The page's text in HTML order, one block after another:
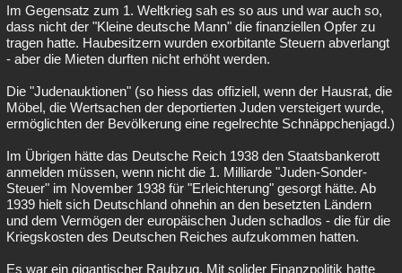
Im Gegensatz zum 1. Weltkrieg sah es so aus und war auch so,
dass nicht der "Kleine deutsche Mann" die finanziellen Opfer zu
tragen hatte. Haubesitzern wurden exorbitante Steuern abverlangt
- aber die Mieten durften nicht erhöht werden.
Die "Judenauktionen" (so hiess das offiziell, wenn der Hausrat, die
Möbel, die Wertsachen der deportierten Juden versteigert wurde,
ermöglichten der Bevölkerung eine regelrechte Schnäppchenjagd.)
Im Übrigen hätte das Deutsche Reich 1938 den Staatsbankerott
anmelden müssen, wenn nicht die 1. Milliarde "Juden-Sonder-
Steuer" im November 1938 für "Erleichterung" gesorgt hätte. Ab
1939 hielt sich Deutschland ohnehin an den besetzten Ländern
und dem Vermögen der europäischen Juden schadlos - die für die
Kriegskosten des Deutschen Reiches aufzukommen hatten.
Es war ein gigantischer Raubzug. Mit solider Finanzpolitik hatte